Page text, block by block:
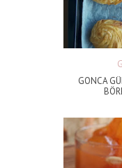
GONCA